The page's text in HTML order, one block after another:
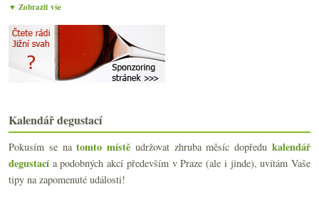
Běháme vinicemi a frankovka za odměnu
Vnitřně klidný maďarsko-německý čmelák
Iluze nabídky
Narozeninová nerezovka
Rakouský vavřinec a šardonka z Chablis
Sladkých 2000
Mas Coris, fajn bio z Languedocu
Dva výtečné ryzlinky z Alsaska a od Mosely
Moderní Beaujolais a srbský Život Teče
Hipster Chablis, asociace degustátorů, Tokaj pouze...
▼ Zobrazit vše
Kalendář degustací
Pokusím se natomto místě udržovat zhruba měsíc dopředukalendář
degustacía podobných akcí především v Praze (ale i jinde), uvítám Vaše
tipy na zapomenuté události!